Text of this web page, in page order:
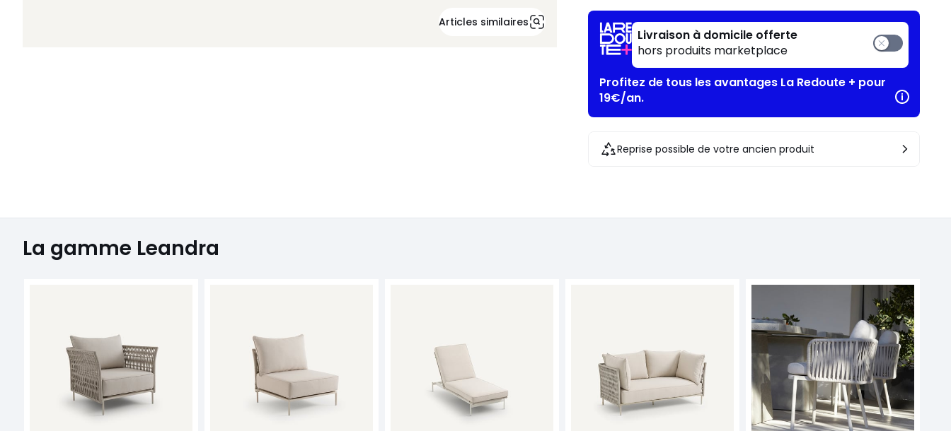
Articles similaires
Livraison à domicile offerte
hors produits marketplace
Profitez de tous les avantages La Redoute + pour
19€/an.
Reprise possible de votre ancien produit
La gamme Leandra